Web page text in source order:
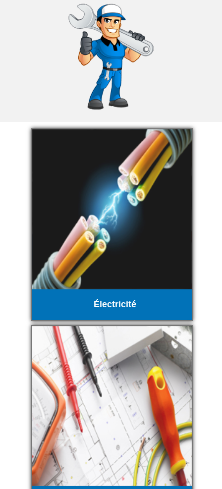
Électricité